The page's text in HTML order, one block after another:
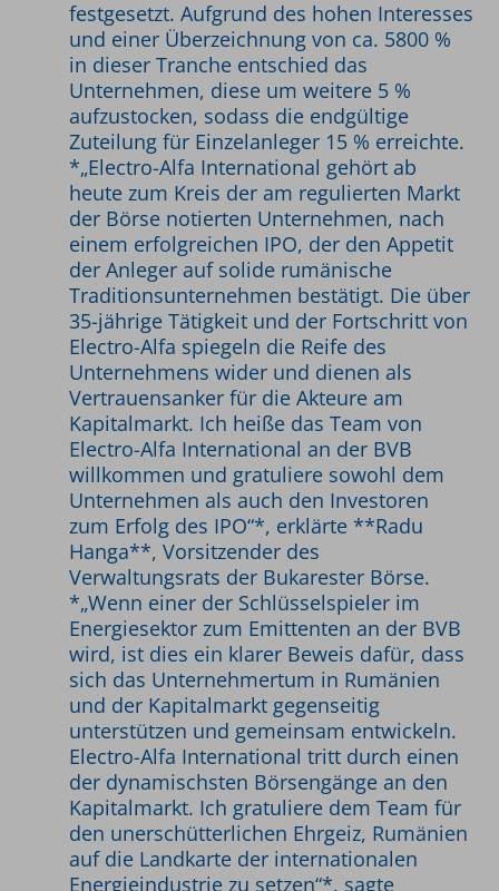
festgesetzt. Aufgrund des hohen Interesses
und einer Überzeichnung von ca. 5800 %
in dieser Tranche entschied das
Unternehmen, diese um weitere 5 %
aufzustocken, sodass die endgültige
Zuteilung für Einzelanleger 15 % erreichte.
*„Electro-Alfa International gehört ab
heute zum Kreis der am regulierten Markt
der Börse notierten Unternehmen, nach
einem erfolgreichen IPO, der den Appetit
der Anleger auf solide rumänische
Traditionsunternehmen bestätigt. Die über
35-jährige Tätigkeit und der Fortschritt von
Electro-Alfa spiegeln die Reife des
Unternehmens wider und dienen als
Vertrauensanker für die Akteure am
Kapitalmarkt. Ich heiße das Team von
Electro-Alfa International an der BVB
willkommen und gratuliere sowohl dem
Unternehmen als auch den Investoren
zum Erfolg des IPO“*, erklärte **Radu
Hanga**, Vorsitzender des
Verwaltungsrats der Bukarester Börse.
*„Wenn einer der Schlüsselspieler im
Energiesektor zum Emittenten an der BVB
wird, ist dies ein klarer Beweis dafür, dass
sich das Unternehmertum in Rumänien
und der Kapitalmarkt gegenseitig
unterstützen und gemeinsam entwickeln.
Electro-Alfa International tritt durch einen
der dynamischsten Börsengänge an den
Kapitalmarkt. Ich gratuliere dem Team für
den unerschütterlichen Ehrgeiz, Rumänien
auf die Landkarte der internationalen
Energieindustrie zu setzen“*, sagte